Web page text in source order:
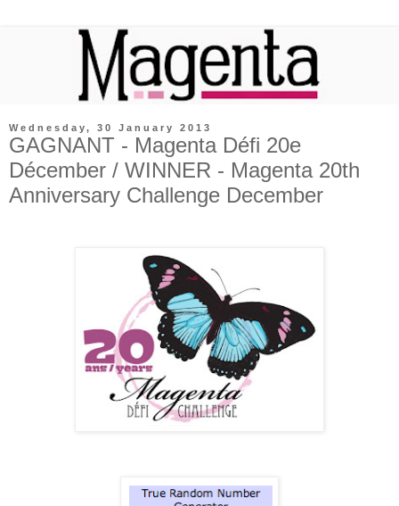
Wednesday, 30 January 2013
GAGNANT - Magenta Défi 20e
Décember / WINNER - Magenta 20th
Anniversary Challenge December